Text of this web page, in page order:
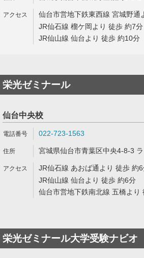
仙台市営地下鉄東西線 宮城野通
JR仙石線 榴ケ岡より 徒歩 約7分
JR仙山線 仙台より 徒歩 約10分
栄光ゼミナール
仙台中央校
022-723-1563
宮城県仙台市青葉区中央4-8-3
JR仙石線 あおば通より 徒歩 約
JR仙山線 仙台より 徒歩 約6分
仙台市営地下鉄南北線 五橋より
栄光ゼミナール大学受験ナビオ